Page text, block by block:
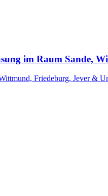
im Raum Sande,
Friedeburg, Jever &